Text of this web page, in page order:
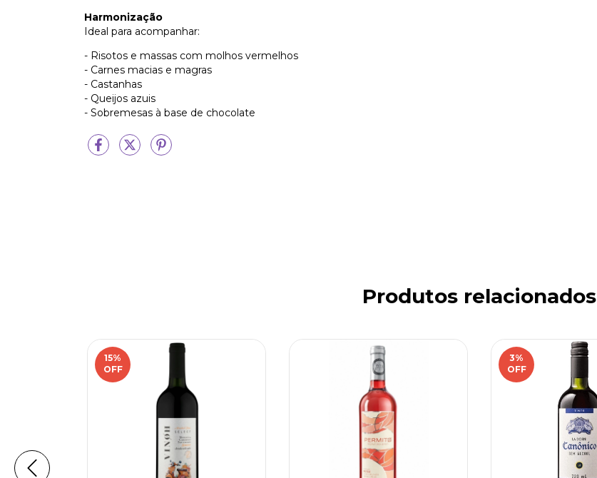
Harmonização
Ideal para acompanhar:
- Risotos e massas com molhos vermelhos
- Carnes macias e magras
- Castanhas
- Queijos azuis
- Sobremesas à base de chocolate
Produtos relacionados
15%
OFF
3%
OFF